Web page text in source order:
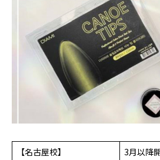
【名古屋校】
3月以降